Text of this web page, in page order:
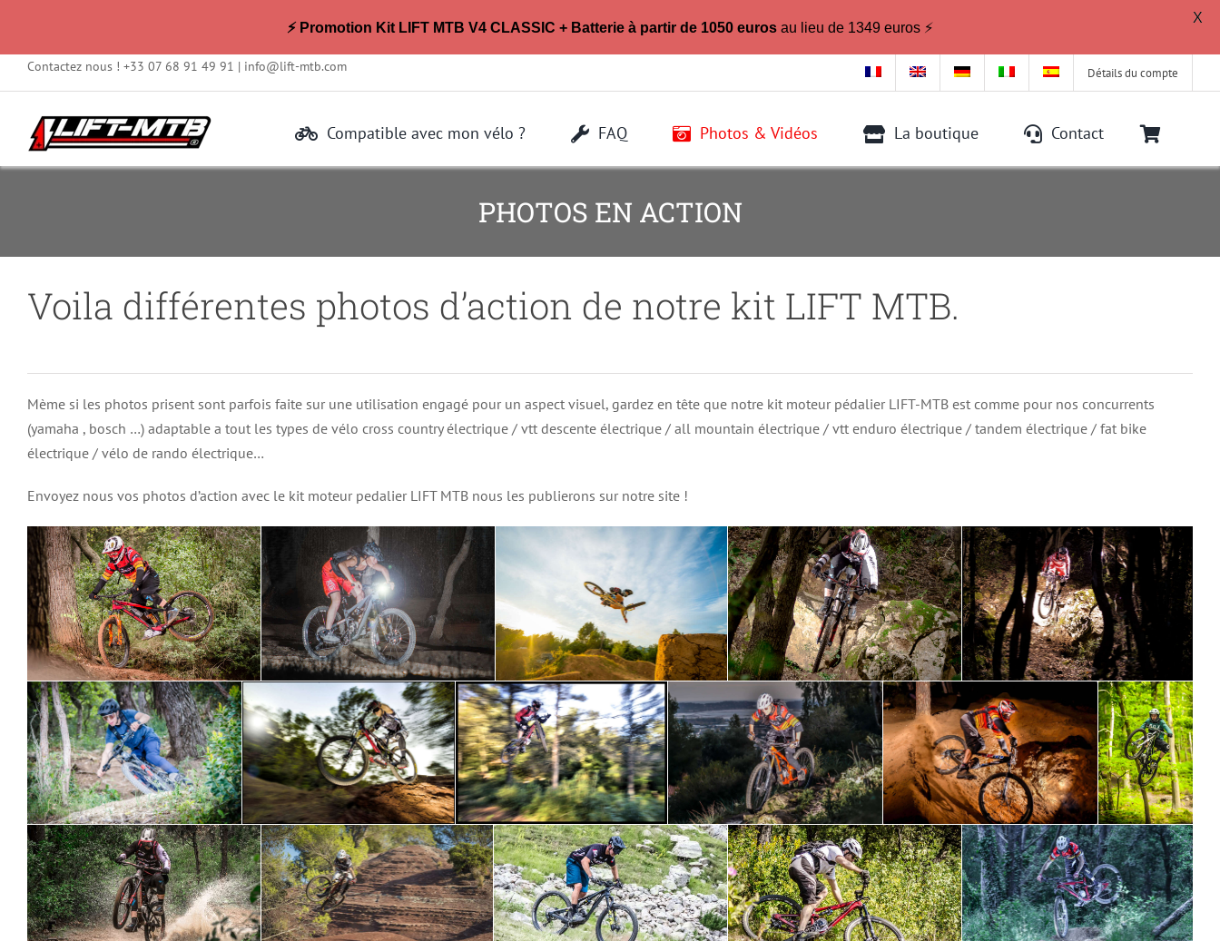
Passer
au
contenu
Contactez nous ! +33 07 68 91 49 91 | info@lift-mtb.com Détails du compte
Compatible avec mon vélo ? FAQ Photos & Vidéos La boutique Contact
PHOTOS EN ACTION
Voila différentes photos d’action de notre kit LIFT MTB.
Mème si les photos prisent sont parfois faite sur une utilisation engagé pour un aspect visuel, gardez en tête que notre kit moteur pédalier LIFT-MTB est comme pour nos concurrents
(yamaha , bosch …) adaptable a tout les types de vélo cross country électrique / vtt descente électrique / all mountain électrique / vtt enduro électrique / tandem électrique / fat bike
électrique / vélo de rando électrique…
Envoyez nous vos photos d’action avec le kit moteur pedalier LIFT MTB nous les publierons sur notre site !
⚡ Promotion Kit LIFT MTB V4 CLASSIC + Batterie à partir de 1050 euros au lieu de 1349 euros ⚡
X